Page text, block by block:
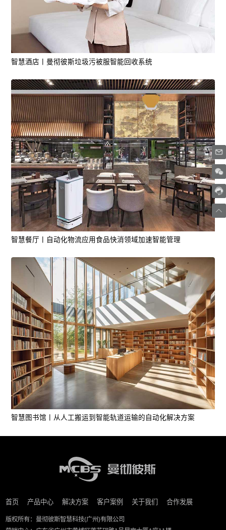
智慧酒店丨曼彻彼斯垃圾污被服智能回收系统
智慧餐厅丨自动化物流应用食品快消领域加速智能管理
智慧图书馆丨从人工搬运到智能轨道运输的自动化解决方案
首页 产品中心 解决方案 客户案例 关于我们 合作发展
版权所有：曼彻彼斯智慧科技(广州)有限公司